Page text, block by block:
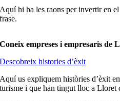
Aquí hi ha les raons per invertir en
frase.
Coneix empreses i empresaris de
Descobreix histories d’èxit
Aquí us expliquem històries d’èxit
turisme i que han tingut lloc a Lloret